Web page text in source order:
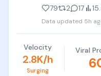
敲，
python入门了以
《C++ Primer》
b. 计算机三套经
完。
的）
flash则老实的像
这是AI最好的时代
79 2 17
Data updated 5h
Velocity
2.8K/h
Surging
Viral